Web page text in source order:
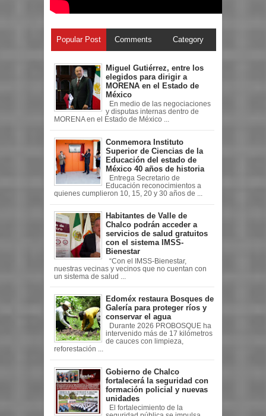
Popular Post Comments Category
Miguel Gutiérrez, entre los
elegidos para dirigir a
MORENA en el Estado de
México
En medio de las negociaciones
y disputas internas dentro de
MORENA en el Estado de México ...
Conmemora Instituto
Superior de Ciencias de la
Educación del estado de
México 40 años de historia
Entrega Secretario de
Educación reconocimientos a
quienes cumplieron 10, 15, 20 y 30 años de ...
Habitantes de Valle de
Chalco podrán acceder a
servicios de salud gratuitos
con el sistema IMSS-
Bienestar
“Con el IMSS-Bienestar,
nuestras vecinas y vecinos que no cuentan con
un sistema de salud ...
Edoméx restaura Bosques de
Galería para proteger ríos y
conservar el agua
Durante 2026 PROBOSQUE ha
intervenido más de 17 kilómetros
de cauces con limpieza,
reforestación ...
Gobierno de Chalco
fortalecerá la seguridad con
formación policial y nuevas
unidades
El fortalecimiento de la